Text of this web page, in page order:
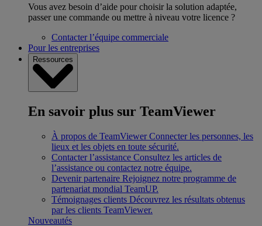
Vous avez besoin d’aide pour choisir la solution adaptée,
passer une commande ou mettre à niveau votre licence ?
Contacter l’équipe commerciale
Pour les entreprises
Ressources
En savoir plus sur TeamViewer
À propos de TeamViewer Connecter les personnes, les
lieux et les objets en toute sécurité.
Contacter l’assistance Consultez les articles de
l’assistance ou contactez notre équipe.
Devenir partenaire Rejoignez notre programme de
partenariat mondial TeamUP.
Témoignages clients Découvrez les résultats obtenus
par les clients TeamViewer.
Nouveautés